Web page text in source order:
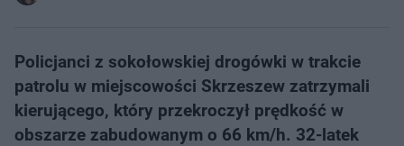
Policjanci z sokołowskiej drogówki w trakcie
patrolu w miejscowości Skrzeszew zatrzymali
kierującego, który przekroczył prędkość w
obszarze zabudowanym o 66 km/h. 32-latek